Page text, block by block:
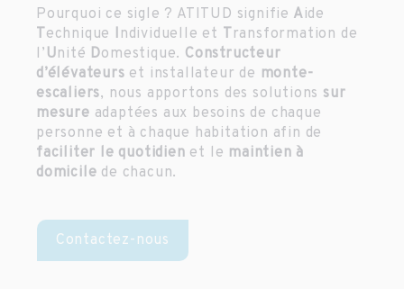
Pourquoi ce sigle ? ATITUD signifie Aide
T echnique I ndividuelle et T ransformation de
l’ Unité Domestique. Constructeur
d’élévateurs et installateur de monte-
escaliers, nous apportons des solutions sur
mesure adaptées aux besoins de chaque
personne et à chaque habitation afin de
faciliter le quotidien et le maintien à
domicile de chacun.
Contactez-nous